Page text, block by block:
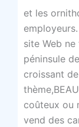
et les
site Web
péninsule
croissant
coûteux ou
vend des